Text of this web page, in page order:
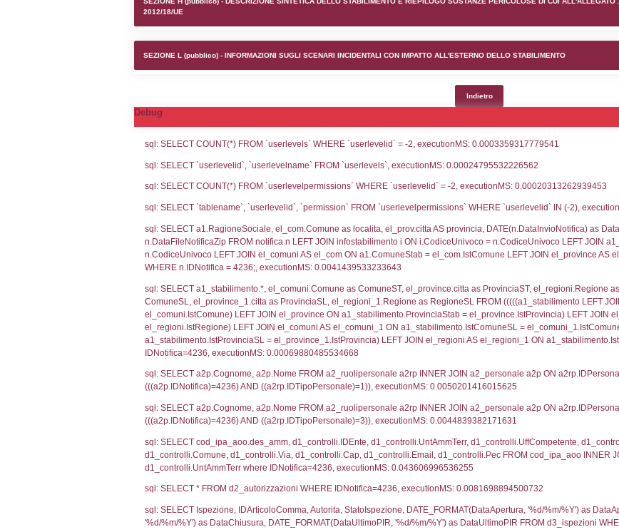
SEZIONE D (pubblico) - INFORMAZIONI GENERALI SU AUTORIZZAZIONI/
SEZIONE F (pubblico) - DESCRIZIONE DELL'AMBIENTE/TERRITORIO
SEZIONE H (pubblico) - DESCRIZIONE SINTETICA DELLO STABILIMENTO
2012/18/UE
SEZIONE L (pubblico) - INFORMAZIONI SUGLI SCENARI INCIDENTALI
Debug
sql: SELECT COUNT(*) FROM `userlevels` WHERE `userlevelid`
sql: SELECT `userlevelid`, `userlevelname` FROM `userlevels`,
sql: SELECT COUNT(*) FROM `userlevelpermissions` WHERE